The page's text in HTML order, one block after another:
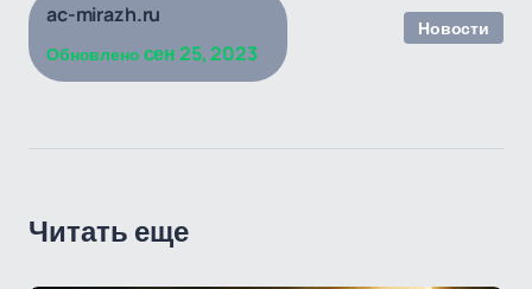
ac-mirazh.ru
Обновлено сен 25, 2023
Новости
Читать еще